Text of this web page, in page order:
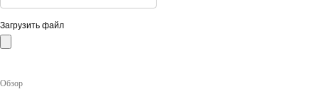
Загрузить файл
Обзор